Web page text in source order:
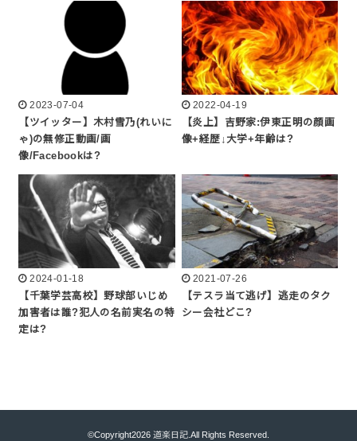
2023-07-04
【ツイッター】木村雪乃(れいに
ゃ)の無修正動画/画
像/Facebookは?
2022-04-19
【炎上】吉野家:伊東正明の顔画
像+経歴↓大学+年齢は?
2024-01-18
【千葉学芸高校】野球部いじめ
加害者は誰?犯人の名前実名の特
定は?
2021-07-26
【テスラ当て逃げ】逃走のタク
シー会社どこ?
©Copyright2026 道楽日記.All Rights Reserved.